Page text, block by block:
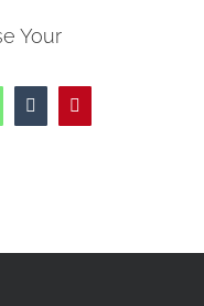
Your
WhatsappTumblr